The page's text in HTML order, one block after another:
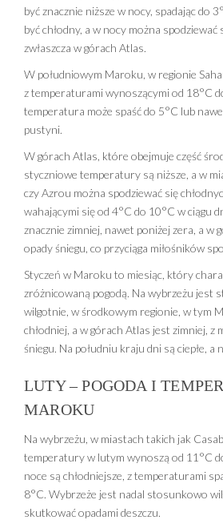
być znacznie niższe w nocy, spadając do
być chłodny, a w nocy można
zwłaszcza w górach Atlas.
W południowym Maroku, w regionie
z temperaturami wynoszącymi od 18°C
temperatura może spaść do 5°C lub
pustyni.
W górach Atlas, które obejmuje część
styczniowe temperatury są niższe, a w
czy Azrou można spodziewać się
wahającymi się od 4°C do 10°C w ciągu
znacznie zimniej, nawet poniżej zera, a w
opady śniegu, co przyciąga miłośników
Styczeń w Maroku to miesiąc, który
zróżnicowaną pogodą. Na wybrzeżu jest
wilgotnie, w środkowym regionie, w tym
chłodniej, a w górach Atlas jest zimniej, z
śniegu. Na południu kraju dni są ciepłe, a
LUTY – POGODA I
MAROKU
Na wybrzeżu, w miastach takich jak
temperatury w lutym wynoszą od 11°C
noce są chłodniejsze, z temperaturami
8°C. Wybrzeże jest nadal stosunkowo
skutkować opadami deszczu.